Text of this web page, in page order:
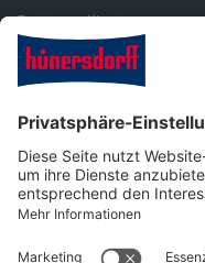
Partner all'estero
Download
Contatti